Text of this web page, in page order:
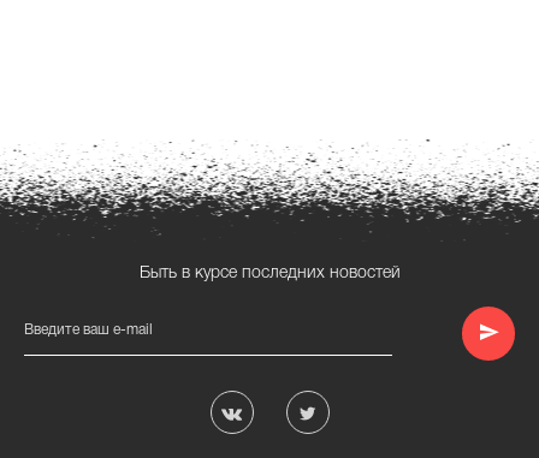
Быть в курсе последних новостей
Введите ваш e-mail